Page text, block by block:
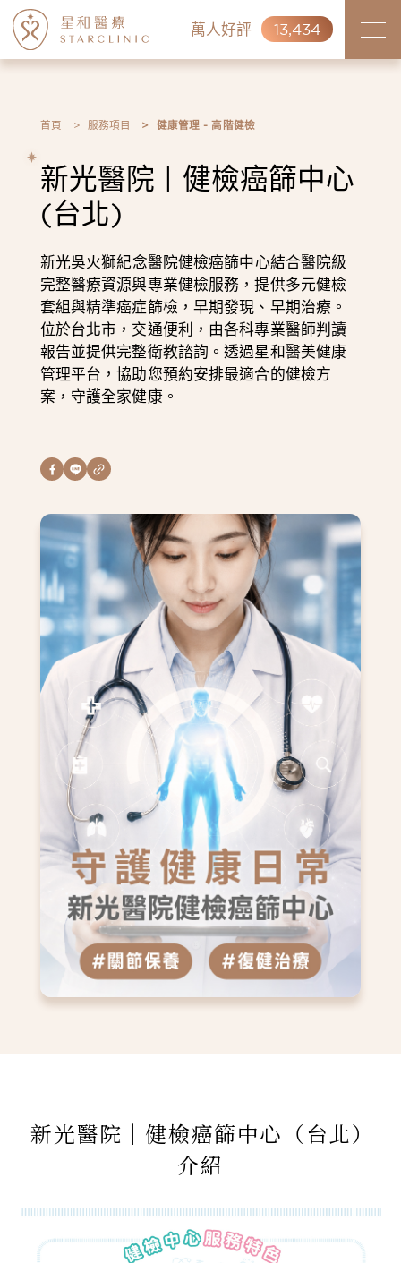
萬人好評 13,434
首頁 服務項目 健康管理 - 高階健檢
新光醫院 | 健檢癌篩中心
(台北)
新光吳火獅紀念醫院健檢癌篩中心結合醫院級
完整醫療資源與專業健檢服務，提供多元健檢
套組與精準癌症篩檢，早期發現、早期治療。
位於台北市，交通便利，由各科專業醫師判讀
報告並提供完整衛教諮詢。透過星和醫美健康
管理平台，協助您預約安排最適合的健檢方
案，守護全家健康。
新光醫院｜健檢癌篩中心（台北）
介紹